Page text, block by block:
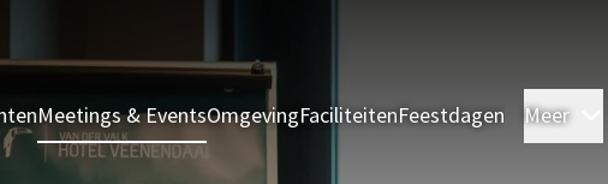
Meetings & EventsOmgevingFaciliteitenFeestdagen Meer